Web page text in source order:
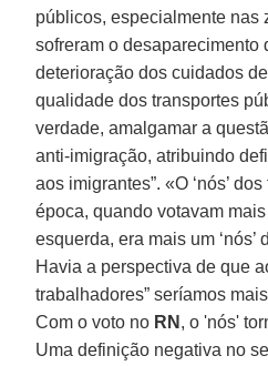
públicos, especialmente nas
sofreram o desaparecimento
deterioração dos cuidados
qualidade dos transportes
verdade, amalgamar a
anti-imigração, atribuindo
aos imigrantes”. «O ‘nós’
época, quando votavam
esquerda, era mais um ‘nós’
Havia a perspectiva de que
trabalhadores” seríamos
Com o voto no RN , o 'nós'
Uma definição negativa no